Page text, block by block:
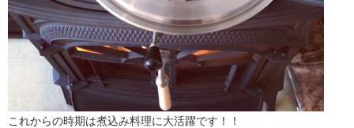
これからの時期は煮込み料理に大活躍です！！